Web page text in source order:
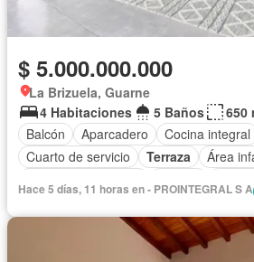
$ 5.000.000.000
La Brizuela, Guarne
4 Habitaciones
5 Baños
650
Balcón
Aparcadero Cocina integral
Cuarto de servicio
Terraza Área
Hace 5 días, 11 horas en - PROINTEGRAL S A